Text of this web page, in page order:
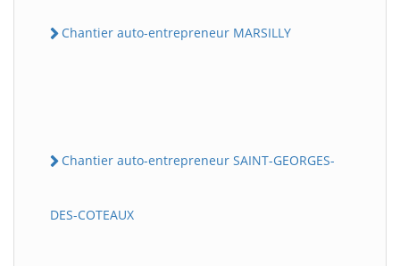
Chantier auto-entrepreneur MARSILLY
Chantier auto-entrepreneur SAINT-GEORGES-
DES-COTEAUX